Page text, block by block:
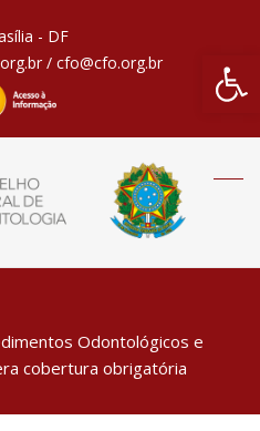
Barra
- DF
/ cfo@cfo.org.br
Odontológicos e
cobertura obrigatória